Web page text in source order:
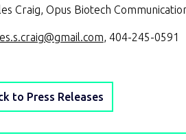
Craig, Opus Biotech
, 404-245-0591
to Press Releases